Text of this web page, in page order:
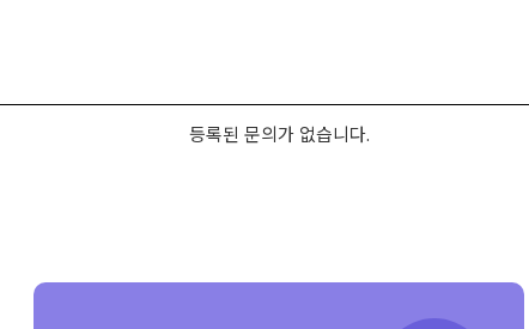
등록된 문의가 없습니다.